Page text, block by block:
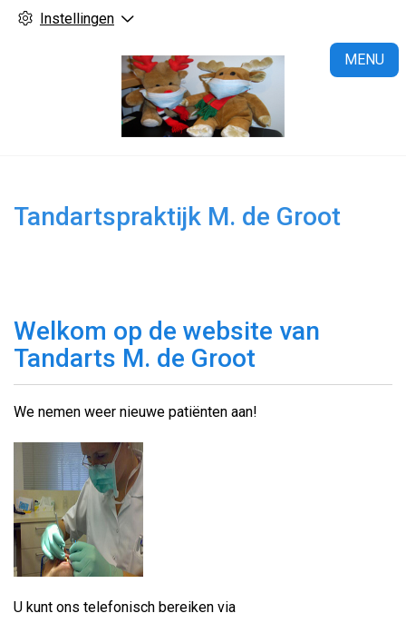
Instellingen
MENU
Tandartspraktijk M. de Groot
Welkom op de website van
Tandarts M. de Groot
We nemen weer nieuwe patiënten aan!
U kunt ons telefonisch bereiken via